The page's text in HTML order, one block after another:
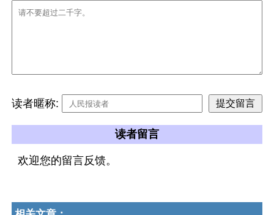
读者暱称:
读者留言
欢迎您的留言反馈。